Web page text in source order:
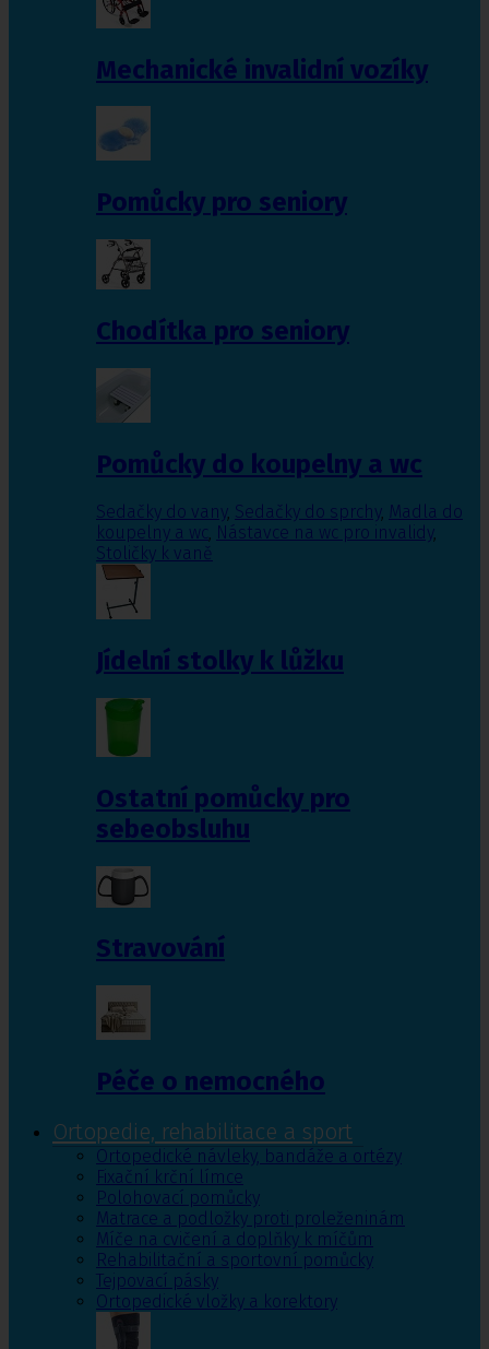
Mechanické invalidní vozíky
Pomůcky pro seniory
Chodítka pro seniory
Pomůcky do koupelny a wc
Sedačky do vany, Sedačky do sprchy, Madla do
koupelny a wc, Nástavce na wc pro invalidy,
Stoličky k vaně
Jídelní stolky k lůžku
Ostatní pomůcky pro
sebeobsluhu
Stravování
Péče o nemocného
Ortopedie, rehabilitace a sport
Ortopedické návleky, bandáže a ortézy
Fixační krční límce
Polohovací pomůcky
Matrace a podložky proti proleženinám
Míče na cvičení a doplňky k míčům
Rehabilitační a sportovní pomůcky
Tejpovací pásky
Ortopedické vložky a korektory